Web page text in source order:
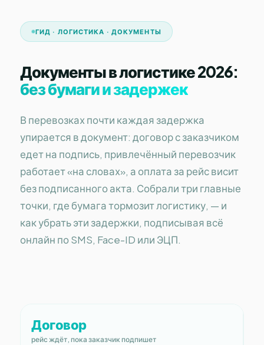
ГИД · ЛОГИСТИКА · ДОКУМЕНТЫ
Документы в логистике 2026:
без бумаги и задержек
В перевозках почти каждая задержка
упирается в документ: договор с заказчиком
едет на подпись, привлечённый перевозчик
работает «на словах», а оплата за рейс висит
без подписанного акта. Собрали три главные
точки, где бумага тормозит логистику, — и
как убрать эти задержки, подписывая всё
онлайн по SMS, Face-ID или ЭЦП.
Договор
рейс ждёт, пока заказчик подпишет